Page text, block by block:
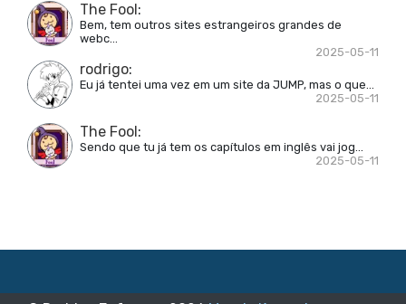
The Fool :
Bem, tem outros sites estrangeiros grandes de
webc...
2025-05-11
rodrigo:
Eu já tentei uma vez em um site da JUMP, mas o que...
2025-05-11
The Fool :
Sendo que tu já tem os capítulos em inglês vai jog...
2025-05-11